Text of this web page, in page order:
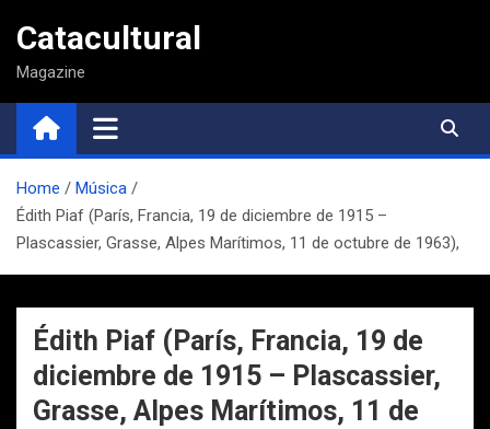
contenido
Catacultural
Magazine
Home
Música
Édith Piaf (París, Francia, 19 de diciembre de 1915 –
Plascassier, Grasse, Alpes Marítimos, 11 de octubre de 1963),
Édith Piaf (París, Francia, 19 de
diciembre de 1915 – Plascassier,
Grasse, Alpes Marítimos, 11 de